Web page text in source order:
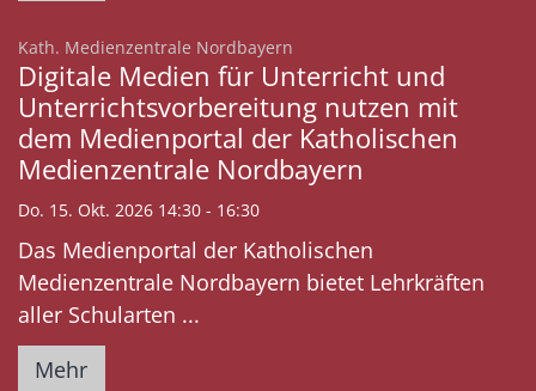
Kath. Medienzentrale Nordbayern
Digitale Medien für Unterricht und
Unterrichtsvorbereitung nutzen mit
dem Medienportal der Katholischen
Medienzentrale Nordbayern
Do. 15. Okt. 2026 14:30 - 16:30
Das Medienportal der Katholischen
Medienzentrale Nordbayern bietet Lehrkräften
aller Schularten ...
Mehr